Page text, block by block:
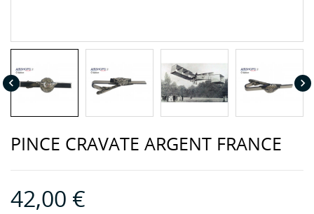
 
PINCE CRAVATE ARGENT FRANCE
42,00 €